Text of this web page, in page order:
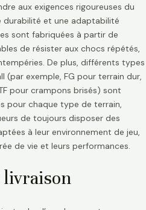
aux exigences rigoureuses du
et une adaptabilité
sont fabriquées à partir de
de résister aux chocs répétés,
De plus, différents types
(par exemple, FG pour terrain dur,
pour crampons brisés) sont
pour chaque type de terrain,
de toujours disposer des
à leur environnement de jeu,
de vie et leurs performances.